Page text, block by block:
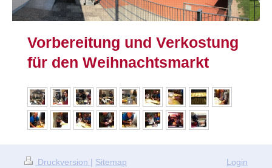
Vorbereitung und Verkostung
für den Weihnachtsmarkt
Druckversion | Sitemap
Login